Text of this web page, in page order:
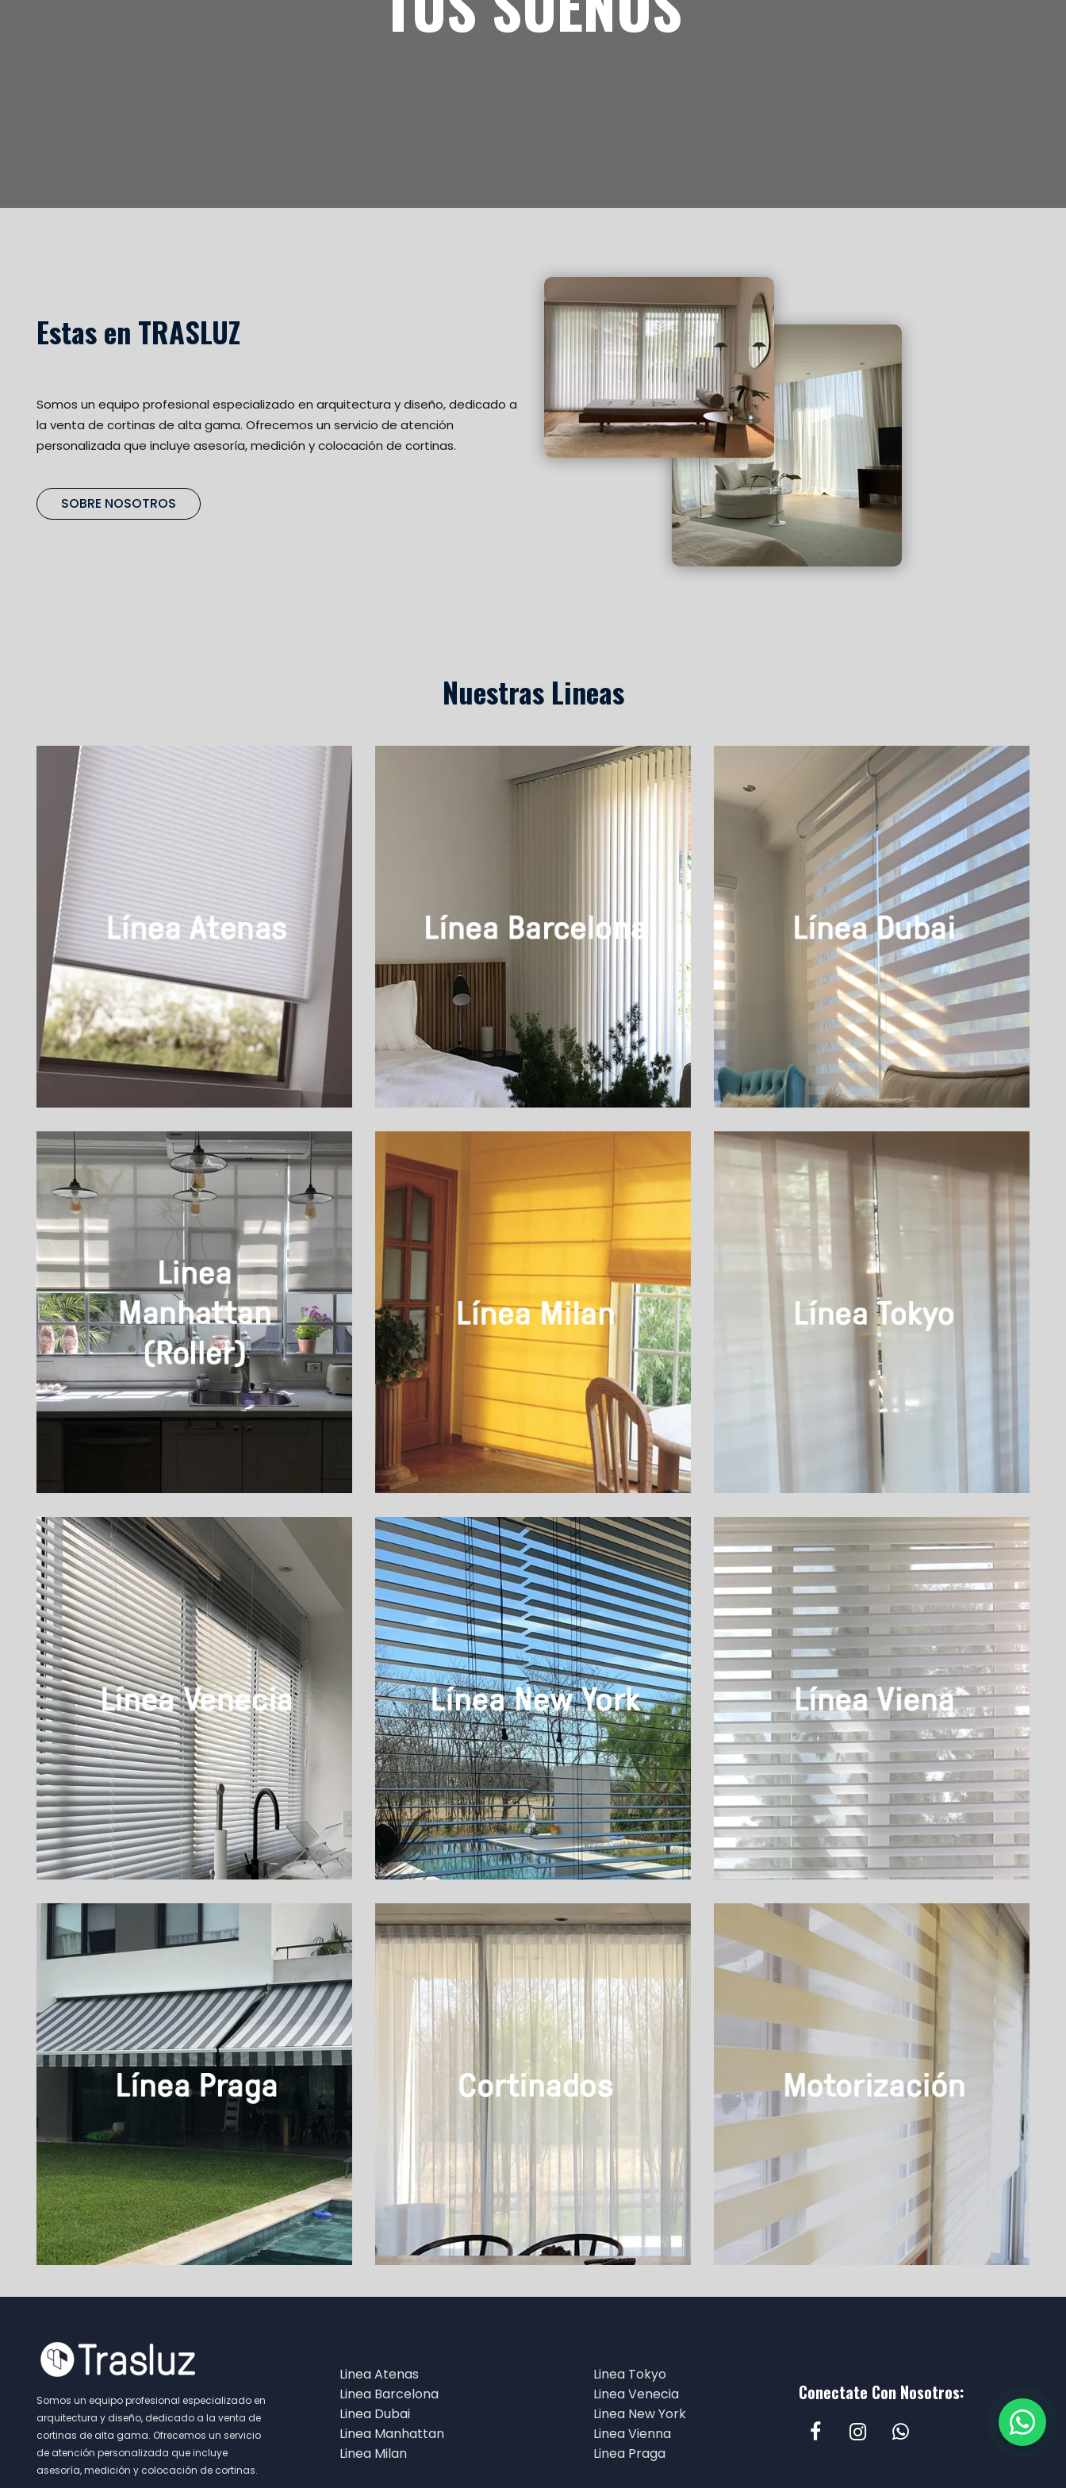
Estas en TRASLUZ
Somos un equipo profesional especializado en arquitectura y diseño, dedicado a
la venta de cortinas de alta gama. Ofrecemos un servicio de atención
personalizada que incluye asesoría, medición y colocación de cortinas.
SOBRE NOSOTROS
Nuestras Lineas
Somos un equipo profesional especializado en
arquitectura y diseño, dedicado a la venta de
cortinas de alta gama. Ofrecemos un servicio
de atención personalizada que incluye
asesoría, medición y colocación de cortinas.
Linea Atenas
Linea Barcelona
Linea Dubai
Linea Manhattan
Linea Milan
Linea Tokyo
Linea Venecia
Linea New York
Linea Vienna
Linea Praga
Conectate Con Nosotros: